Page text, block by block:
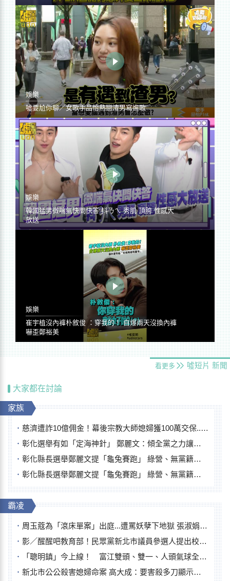
娛樂
噓要尬你聊／女歌手品怡熱戀渣男寫進歌
娛樂
韓國猛男微喘氣快問快答 抖ㄋㄟ 秀肌 頂胯 性感大
放送
娛樂
崔宇植沒內褲朴敘俊 ：穿我的！ 自爆兩天沒換內褲
嚇歪鄭裕美
看更多 噓短片 新聞
大家都在討論
家族
慈濟遭詐10億佣金！幕後宗教大師媳婦獲100萬交保...快步奔離不發一語
彰化選舉有如「定海神針」 鄭麗文：傾全黨之力讓彰化贏
彰化縣長選舉鄭麗文提「龜兔賽跑」 綠營、無黨籍忙否認是烏龜
彰化縣長選舉鄭麗文提「龜兔賽跑」 綠營、無黨籍忙否認是烏龜
霸凌
周玉蔻為「滾床單案」出庭...遭罵妖孽下地獄 張淑娟批：舌頭殺人有罪
影／醒醒吧教育部！民眾黨新北市議員參選人提出校園反毒防線升級政見
「聰明鎮」今上線！ 富江雙頭、雙一、人頭氣球全登場
新北市公公殺害媳婦命案 高大成：要害殺多刀顯示怨恨深